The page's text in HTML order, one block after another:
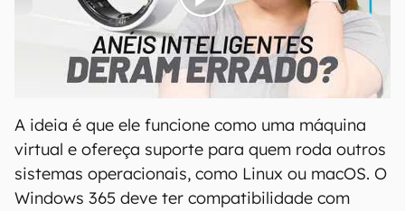
00:00/21:11
A ideia é que ele funcione como uma máquina
virtual e ofereça suporte para quem roda outros
sistemas operacionais, como Linux ou macOS. O
Windows 365 deve ter compatibilidade com